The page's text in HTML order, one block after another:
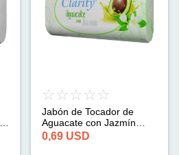
Jabón de Tocador de
Aguacate con Jazmín
Clarity (125 g)
0,69 USD